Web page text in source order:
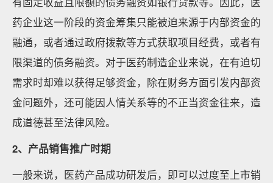
药企业这一阶段的资金筹集只能被迫来源于内部资金的
融通，或者通过政府拨款等方式获取项目经费，或者有
限渠道的债务融资。对于医药制造企业来说，在有迫切
需求时却难以获得足够资金，除在财务方面引发内部资
金问题外，还可能因人情关系等的不正当资金往来，造
成道德甚至法律风险。
2、产品销售推广时期
一般来说，医药产品成功研发后，即可以过度至上市销